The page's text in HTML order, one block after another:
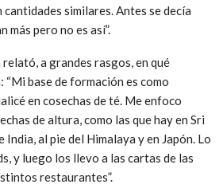
cantidades similares. Antes se decía
más pero no es así”.
a grandes rasgos, en qué
base de formación es como
en cosechas de té. Me enfoco
de altura, como las que hay en Sri
India, al pie del Himalaya y en Japón. Lo
y luego los llevo a las cartas de las
restaurantes”.